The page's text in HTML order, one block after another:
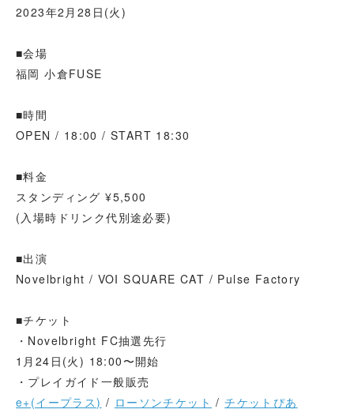
2023年2月28日(火)
■会場
福岡 小倉FUSE
■時間
OPEN / 18:00 / START 18:30
■料金
スタンディング ¥5,500
(入場時ドリンク代別途必要)
■出演
Novelbright / VOI SQUARE CAT / Pulse Factory
■チケット
・Novelbright FC抽選先行
1月24日(火) 18:00〜開始
・プレイガイド一般販売
e+(イープラス) / ローソンチケット /チケットぴあ